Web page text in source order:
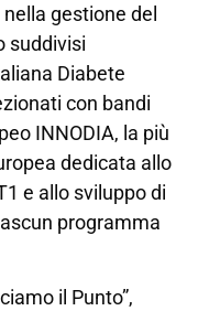
gestione del
suddivisi
Diabete
con bandi
INNODIA, la più
dedicata allo
e allo sviluppo di
programma
il Punto”,